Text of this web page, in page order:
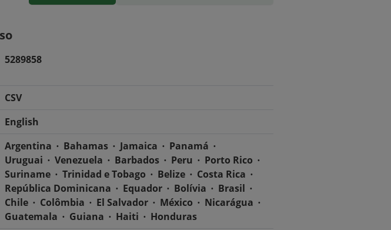
5289858
CSV
English
Argentina Bahamas Jamaica
Panamá
Uruguai
Venezuela Barbados Peru
Porto Rico
Suriname
Trinidad e Tobago Belize
Costa Rica
República Dominicana
Equador Bolívia
Brasil
Chile
Colômbia El Salvador México
Nicarágua
Guatemala
Guiana Haiti
Honduras